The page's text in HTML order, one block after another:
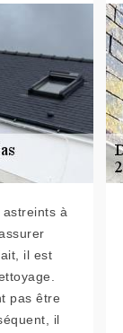
à
il est
pas être
il